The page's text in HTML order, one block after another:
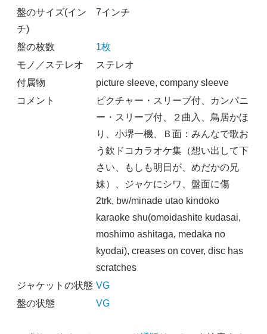
盤のサイズ(イン
チ)
7インチ
盤の枚数
1枚
モノ／ステレオ
ステレオ
付属物
picture sleeve, company sleeve
コメント
ピクチャー・スリーブ付、カンパニ
ー・スリーブ付、２曲入、鳥居かほ
り、小堺一機、Ｂ面：みんなで歌お
う欽ドコカラオケ集（想い出して下
さい、もしも明日が、めだかの兄
妹）、ジャケにシワ、盤面に傷
2trk, bw/minade utao kindoko
karaoke shu(omoidashite kudasai,
moshimo ashitaga, medaka no
kyodai), creases on cover, disc has
scratches
ジャケットの状態 VG
盤の状態
VG